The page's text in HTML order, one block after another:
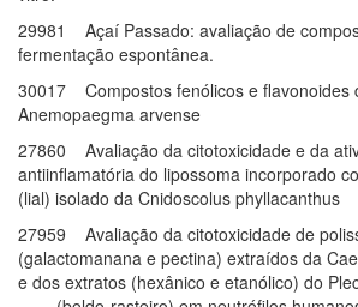
29981 Açaí Passado: avaliação de
fermentação espontânea.
30017 Compostos fenólicos e flavonoides
Anemopaegma arvense
27860 Avaliação da citotoxicidade e da
antiinflamatória do lipossoma incorporado
(lial) isolado da Cnidoscolus phyllacanthus
27959 Avaliação da citotoxicidade de
(galactomanana e pectina) extraídos da
e dos extratos (hexânico e etanólico) do